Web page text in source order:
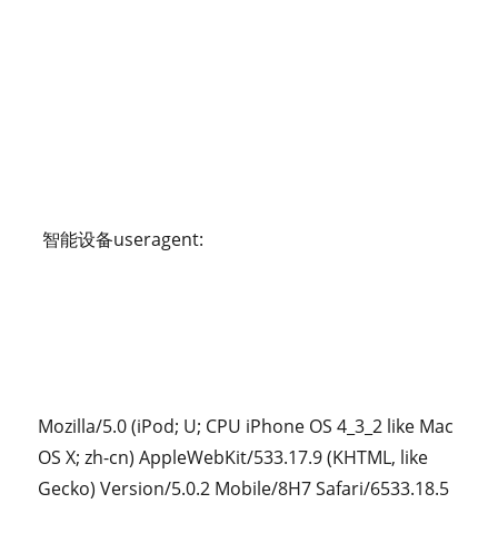
智能设备useragent:
Mozilla/5.0 (iPod; U; CPU iPhone OS 4_3_2 like Mac
OS X; zh-cn) AppleWebKit/533.17.9 (KHTML, like
Gecko) Version/5.0.2 Mobile/8H7 Safari/6533.18.5